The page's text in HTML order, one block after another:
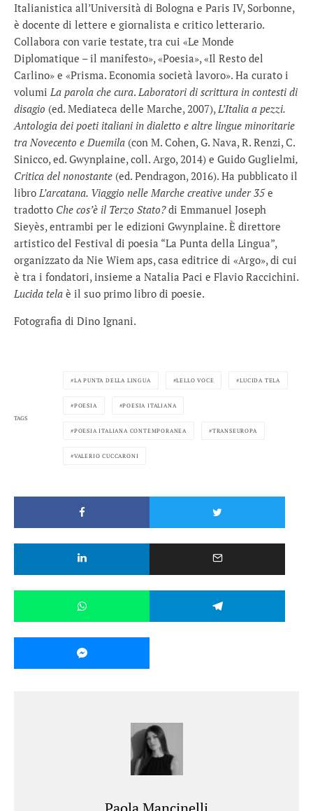
Italianistica all’Università di Bologna e Paris IV, Sorbonne,
è docente di lettere e giornalista e critico letterario.
Collabora con varie testate, tra cui «Le Monde
Diplomatique – il manifesto», «Poesia», «Il Resto del
Carlino» e «Prisma. Economia società lavoro». Ha curato i
volumi La parola che cura. Laboratori di scrittura in contesti di
disagio (ed. Mediateca delle Marche, 2007),L’Italia a pezzi.
Antologia dei poeti italiani in dialetto e altre lingue minoritarie
tra Novecento e Duemila (con M. Cohen, G. Nava, R. Renzi, C.
Sinicco, ed. Gwynplaine, coll. Argo, 2014) e Guido Guglielmi,
Critica del nonostante (ed. Pendragon, 2016). Ha pubblicato il
libro L’arcatana. Viaggio nelle Marche creative under 35e
tradotto Che cos’è il Terzo Stato?di Emmanuel Joseph
Sieyès, entrambi per le edizioni Gwynplaine. È direttore
artistico del Festival di poesia “La Punta della Lingua”,
organizzato da Nie Wiem aps, casa editrice di «Argo», di cui
è tra i fondatori, insieme a Natalia Paci e Flavio Raccichini.
Lucida tela è il suo primo libro di poesie.
Fotografia di Dino Ignani.
TAGS
LA PUNTA DELLA LINGUA LELLO VOCE LUCIDA TELA
POESIA POESIA ITALIANA
POESIA ITALIANA CONTEMPORANEA TRANSEUROPA
VALERIO CUCCARONI